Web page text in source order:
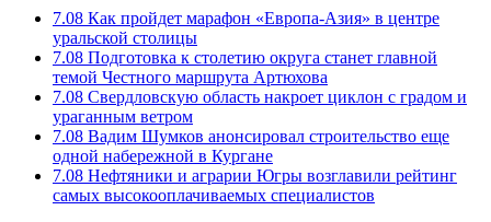
7.08 Как пройдет марафон «Европа-Азия» в центре
уральской столицы
7.08 Подготовка к столетию округа станет главной
темой Честного маршрута Артюхова
7.08 Свердловскую область накроет циклон с градом и
ураганным ветром
7.08 Вадим Шумков анонсировал строительство еще
одной набережной в Кургане
7.08 Нефтяники и аграрии Югры возглавили рейтинг
самых высокооплачиваемых специалистов